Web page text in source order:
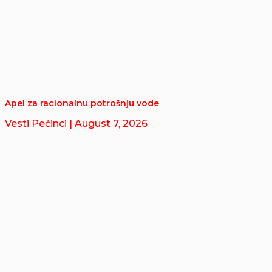
Apel za racionalnu potrošnju vode
Vesti Pećinci | August 7, 2026